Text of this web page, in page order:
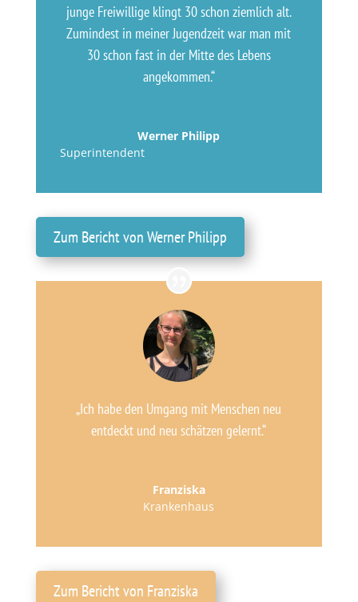
junge Freiwillige klingt 30 schon ziemlich alt.
Zumindest in meiner Jugendzeit war man mit
30 schon fast in der Mitte des Lebens
angekommen.“
Werner Philipp
Superintendent
Zum Bericht von Werner Philipp
„Ich habe den Umgang mit Menschen neu
entdeckt und neu schätzen gelernt.“
Franziska
Krankenhaus
Zum Bericht von Franziska